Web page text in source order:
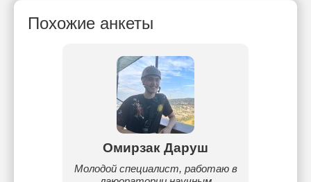
Похожие анкеты
Омирзак Даруш
Молодой специалист, работаю в